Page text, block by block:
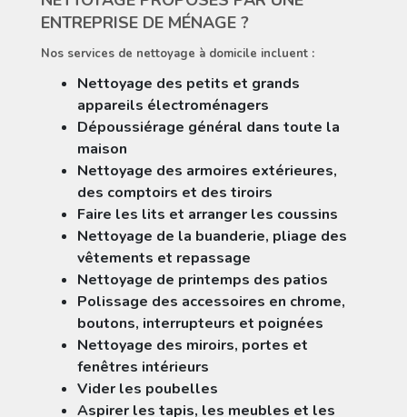
ENTREPRISE DE MÉNAGE ?
Nos services de nettoyage à domicile incluent :
Nettoyage des petits et grands
appareils électroménagers
Dépoussiérage général dans toute la
maison
Nettoyage des armoires extérieures,
des comptoirs et des tiroirs
Faire les lits et arranger les coussins
Nettoyage de la buanderie, pliage des
vêtements et repassage
Nettoyage de printemps des patios
Polissage des accessoires en chrome,
boutons, interrupteurs et poignées
Nettoyage des miroirs, portes et
fenêtres intérieurs
Vider les poubelles
Aspirer les tapis, les meubles et les